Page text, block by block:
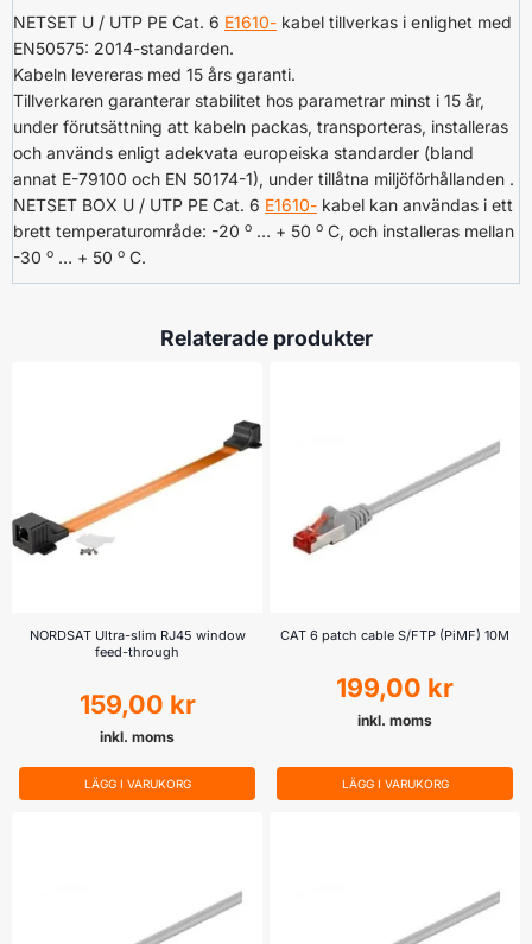
NETSET U / UTP PE Cat. 6 E1610- kabel tillverkas i enlighet med
EN50575: 2014-standarden.
Kabeln levereras med 15 års garanti.
Tillverkaren garanterar stabilitet hos parametrar minst i 15 år,
under förutsättning att kabeln packas, transporteras, installeras
och används enligt adekvata europeiska standarder (bland
annat E-79100 och EN 50174-1), under tillåtna miljöförhållanden .
NETSET BOX U / UTP PE Cat. 6 E1610- kabel kan användas i ett
brett temperaturområde: -20 o … + 50 o C, och installeras mellan
-30 o … + 50 o C.
Relaterade produkter
NORDSAT Ultra-slim RJ45 window
feed-through
159,00 kr
inkl. moms
LÄGG I VARUKORG
CAT 6 patch cable S/FTP (PiMF) 10M
199,00 kr
inkl. moms
LÄGG I VARUKORG